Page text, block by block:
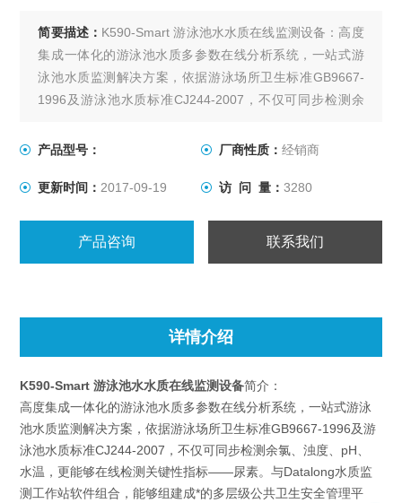
简要描述： K590-Smart 游泳池水水质在线监测设备：高度
集成一体化的游泳池水质多参数在线分析系统，一站式游
泳池水质监测解决方案，依据游泳场所卫生标准GB9667-
1996及游泳池水质标准CJ244-2007，不仅可同步检测余
素。与Datalong水质监测工作站软件组合，能够组建成*的
产品型号： 厂商性质： 经销商
更新时间： 2017-09-19 访 问 量： 3280
产品咨询 联系我们
详情介绍
K590-Smart 游泳池水水质在线监测设备简介：
高度集成一体化的游泳池水质多参数在线分析系统，一站式游泳
池水质监测解决方案，依据游泳场所卫生标准GB9667-1996及游
泳池水质标准CJ244-2007，不仅可同步检测余氯、浊度、pH、
水温，更能够在线检测关键性指标——尿素。与Datalong水质监
测工作站软件组合，能够组建成*的多层级公共卫生安全管理平